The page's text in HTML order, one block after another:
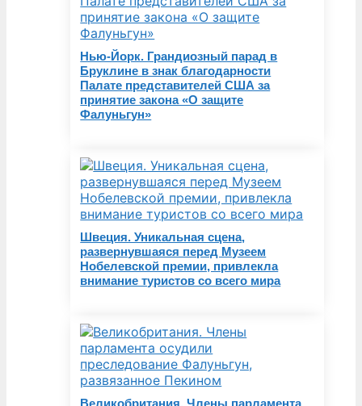
Нью-Йорк. Грандиозный парад в
Бруклине в знак благодарности
Палате представителей США за
принятие закона «О защите
Фалуньгун»
Швеция. Уникальная сцена,
развернувшаяся перед Музеем
Нобелевской премии, привлекла
внимание туристов со всего мира
Великобритания. Члены парламента